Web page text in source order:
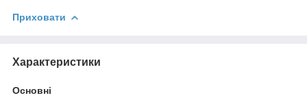
Приховати
Характеристики
Основні